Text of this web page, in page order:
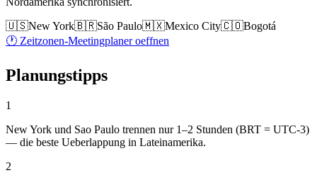
🇺🇸New York🇧🇷São Paulo🇲🇽Mexico City🇨🇴Bogotá
🕐 Zeitzonen-Meetingplaner oeffnen
Planungstipps
1
New York und Sao Paulo trennen nur 1–2 Stunden (BRT = UTC-3)
— die beste Ueberlappung in Lateinamerika.
2